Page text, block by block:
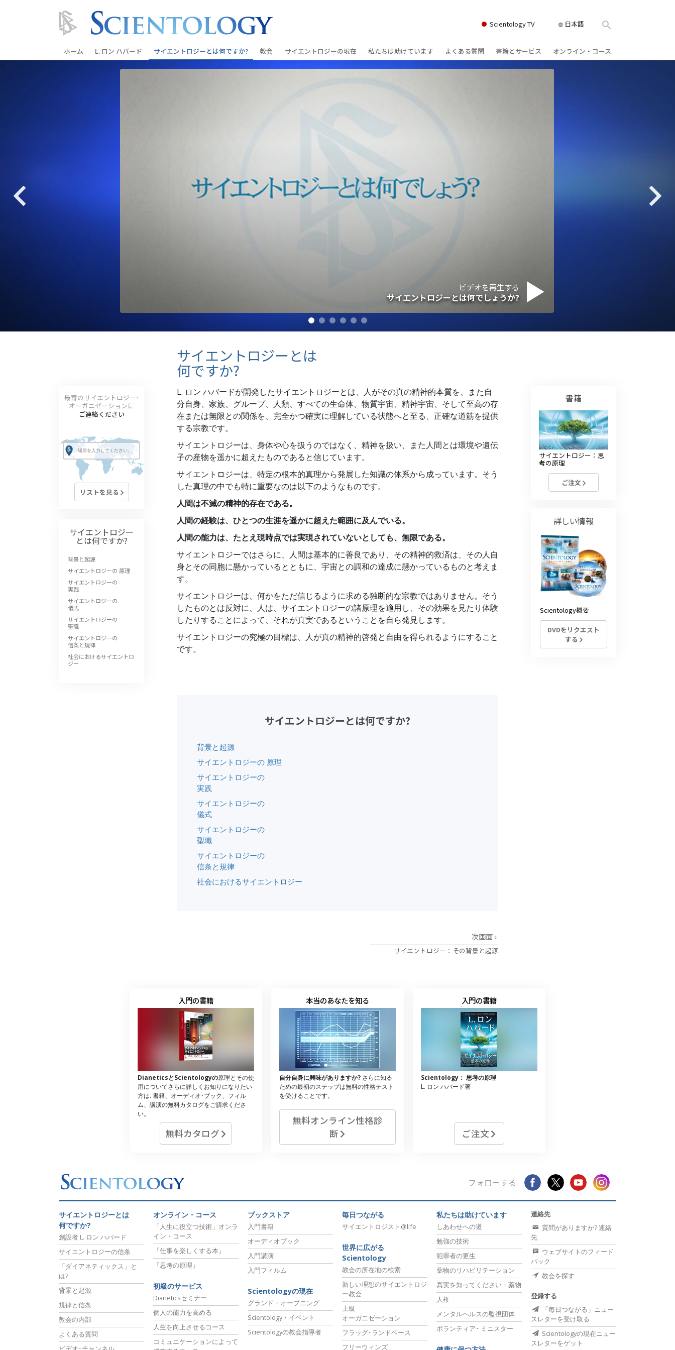
Scientology TV 日本語
ホーム L. ロン ハバード サイエントロジーとは何ですか?
サイエントロジーの基本原理
教会
サイエントロジーを
世界にもたらす
サイエントロジーの現在 私たちは助けています
ユナイテッド･フォー･ヒューマンライ
ツ
市民の人権擁護の会
よくある質問 書籍とサービス オンライン・コース
エシックスとコンディション
勉強の技術
コミュニケーション
ビデオを再生する
サイエントロジーとは何でしょうか?
サイエントロジーとは
何ですか?
L. ロン ハバードが開発したサイエントロジーとは、人がその真の精神的本質を、また自
分自身、家族、グループ、人類、すべての生命体、物質宇宙、精神宇宙、そして至高の存
在または無限との関係を、完全かつ確実に理解している状態へと至る、正確な道筋を提供
する宗教です。
サイエントロジーは、身体や心を扱うのではなく、精神を扱い、また人間とは環境や遺伝
子の産物を遥かに超えたものであると信じています。
サイエントロジーは、特定の根本的真理から発展した知識の体系から成っています。そう
した真理の中でも特に重要なのは以下のようなものです。
人間は不滅の精神的存在である。
人間の経験は、ひとつの生涯を遥かに超えた範囲に及んでいる。
人間の能力は、たとえ現時点では実現されていないとしても、無限である。
サイエントロジーではさらに、人間は基本的に善良であり、その精神的救済は、その人自
身とその同胞に懸かっているとともに、宇宙との調和の達成に懸かっているものと考えま
す。
サイエントロジーは、何かをただ信じるように求める独断的な宗教ではありません。 そう
したものとは反対に、人は、サイエントロジーの諸原理を適用し、その効果を見たり体験
したりすることによって、それが真実であるということを自ら発見します。
サイエントロジーの究極の目標は、人が真の精神的啓発と自由を得られるようにすること
です。
サイエントロジーとは何ですか?
背景と起源
サイエントロジーの 原理
サイエントロジーの
実践
サイエントロジーの
儀式
サイエントロジーの
聖職
サイエントロジーの
信条と規律
社会におけるサイエントロジー
次画面
サイエントロジー：その背景と起源
最寄のサイエントロジー･
オーガニゼーションに
ご連絡ください
リストを見る
サイエントロジー
とは何ですか?
背景と起源
サイエントロジーの 原理
サイエントロジーの
実践
サイエントロジーの
儀式
サイエントロジーの
聖職
サイエントロジーの
信条と規律
社会におけるサイエントロ
ジー
書籍
サイエントロジー：思
考の原理
ご注文
詳しい情報
Scientology概要
DVDをリクエスト
する
入門の書籍
DianeticsとScientologyの原理とその使
用についてさらに詳しくお知りになりたい
方は､書籍、オーディオ･ブック、フィル
ム、講演の無料カタログをご請求くださ
い。
無料カタログ
本当のあなたを知る
自分自身に興味がありますか? さらに知る
ための最初のステップは無料の性格テスト
を受けることです。
無料オンライン性格診
断
入門の書籍
Scientology： 思考の原理
L. ロン ハバード著
ご注文
フォローする
サイエントロジーとは
何ですか?
創設者 L. ロン ハバード
サイエントロジーの信条
「ダイアネティックス」と
は?
背景と起源
規律と信条
教会の内部
よくある質問
オンライン・コース
「人生に役立つ技術」オンラ
イン・コース
『仕事を楽しくする本』
『思考の原理』
初級のサービス
Dianeticsセミナー
個人の能力を高める
人生を向上させるコース
コミュニケーションによって
ブックストア
入門書籍
オーディオブック
入門講演
入門フィルム
Scientologyの現在
グランド・オープニング
Scientology・イベント
Scientologyの教会指導者
毎日つながる
サイエントロジスト@life
世界に広がる
Scientology
教会の所在地の検索
新しい理想のサイエントロジ
ー教会
上級
オーガニゼーション
フラッグ･ランドベース
フリーウィンズ
私たちは助けています
しあわせへの道
勉強の技術
犯罪者の更生
薬物のリハビリテーション
真実を知ってください：薬物
人権
メンタルヘルスの監視団体
ボランティア･ ミニスター
連絡先
質問がありますか? 連絡
先
ウェブサイトのフィード
バック
教会を探す
登録する
「毎日つながる」ニュー
スレターを受け取る
Scientologyの現在ニュー
スレターをゲット